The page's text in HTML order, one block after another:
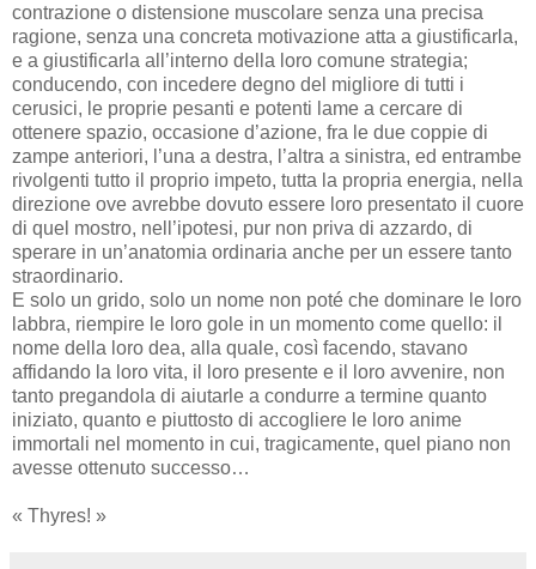
contrazione o distensione muscolare senza una precisa
ragione, senza una concreta motivazione atta a giustificarla,
e a giustificarla all’interno della loro comune strategia;
conducendo, con incedere degno del migliore di tutti i
cerusici, le proprie pesanti e potenti lame a cercare di
ottenere spazio, occasione d’azione, fra le due coppie di
zampe anteriori, l’una a destra, l’altra a sinistra, ed entrambe
rivolgenti tutto il proprio impeto, tutta la propria energia, nella
direzione ove avrebbe dovuto essere loro presentato il cuore
di quel mostro, nell’ipotesi, pur non priva di azzardo, di
sperare in un’anatomia ordinaria anche per un essere tanto
straordinario.
E solo un grido, solo un nome non poté che dominare le loro
labbra, riempire le loro gole in un momento come quello: il
nome della loro dea, alla quale, così facendo, stavano
affidando la loro vita, il loro presente e il loro avvenire, non
tanto pregandola di aiutarle a condurre a termine quanto
iniziato, quanto e piuttosto di accogliere le loro anime
immortali nel momento in cui, tragicamente, quel piano non
avesse ottenuto successo…
« Thyres! »